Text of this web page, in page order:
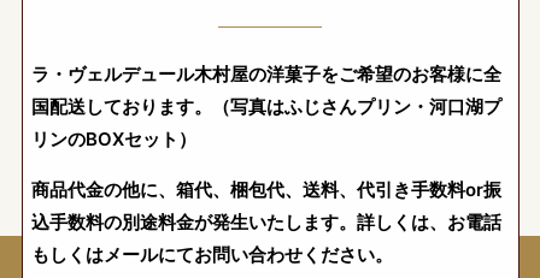
ラ・ヴェルデュール木村屋の洋菓子をご希望のお客様に全
国配送しております。（写真はふじさんプリン・河口湖プ
リンのBOXセット）
商品代金の他に、箱代、梱包代、送料、代引き手数料or振
込手数料の別途料金が発生いたします。詳しくは、お電話
もしくはメールにてお問い合わせください。